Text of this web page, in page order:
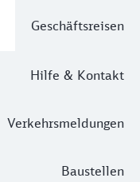
Geschäftsreisen
Hilfe & Kontakt
Verkehrsmeldungen
Baustellen